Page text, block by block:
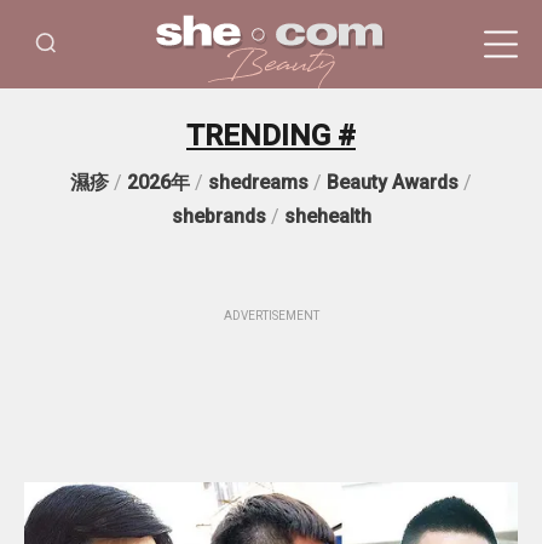
TRENDING #
濕疹 / 2026年 / shedreams / Beauty Awards /
shebrands/ shehealth
ADVERTISEMENT